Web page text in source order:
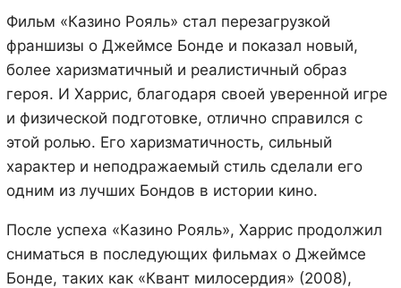
Фильм «Казино Рояль» стал перезагрузкой
франшизы о Джеймсе Бонде и показал новый,
более харизматичный и реалистичный образ
героя. И Харрис, благодаря своей уверенной игре
и физической подготовке, отлично справился с
этой ролью. Его харизматичность, сильный
характер и неподражаемый стиль сделали его
одним из лучших Бондов в истории кино.
После успеха «Казино Рояль», Харрис продолжил
сниматься в последующих фильмах о Джеймсе
Бонде, таких как «Квант милосердия» (2008),